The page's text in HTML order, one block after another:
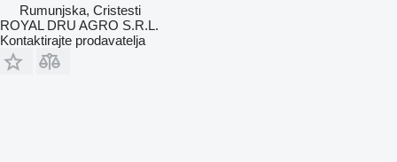
Rumunjska, Cristesti
ROYAL DRU AGRO S.R.L.
Kontaktirajte prodavatelja